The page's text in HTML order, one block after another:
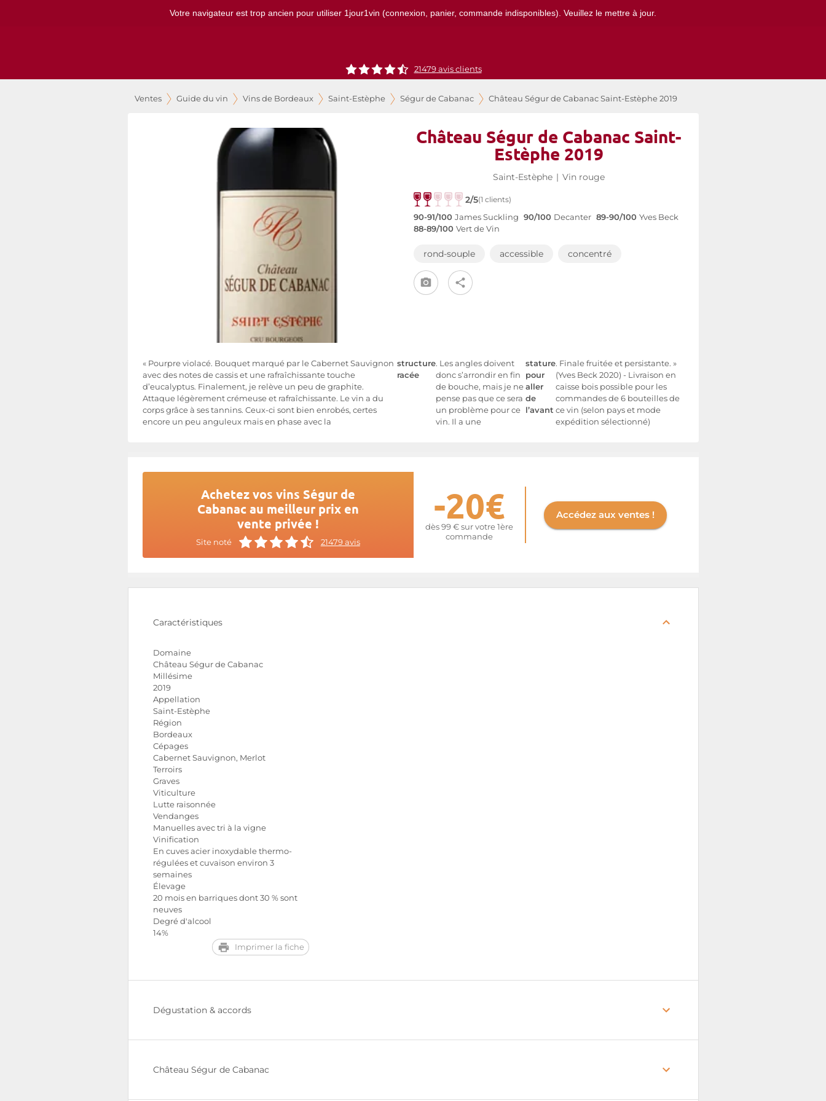
Votre navigateur est trop ancien pour utiliser 1jour1vin (connexion, panier, commande indisponibles). Veuillez le mettre à jour.
21479avis clients
Ventes Guide du vin Vins de Bordeaux Saint-Estèphe Ségur de Cabanac Château Ségur de Cabanac Saint-Estèphe 2019
Château Ségur de Cabanac Saint-
Estèphe 2019
Saint-Estèphe | Vin rouge
2/5(1 clients)
90-91/100 James Suckling 90/100 Decanter 89-90/100 Yves Beck
88-89/100 Vert de Vin
rond-souple accessible concentré
« Pourpre violacé. Bouquet marqué par le Cabernet Sauvignon
avec des notes de cassis et une rafraîchissante touche
d’eucalyptus. Finalement, je relève un peu de graphite.
Attaque légèrement crémeuse et rafraîchissante. Le vin a du
corps grâce à ses tannins. Ceux-ci sont bien enrobés, certes
encore un peu anguleux mais en phase avec la
structure
racée
. Les angles doivent
donc s’arrondir en fin
de bouche, mais je ne
pense pas que ce sera
un problème pour ce
vin. Il a une
stature
pour
aller
de
l’avant
. Finale fruitée et persistante. »
(Yves Beck 2020) - Livraison en
caisse bois possible pour les
commandes de 6 bouteilles de
ce vin (selon pays et mode
expédition sélectionné)
Achetez vos vins Ségur de
Cabanac au meilleur prix en
vente privée !
Site noté 21479 avis
-20€
dès 99 € sur votre 1ère
commande
Accédez aux ventes !
Caractéristiques
Domaine
Château Ségur de Cabanac
Millésime
2019
Appellation
Saint-Estèphe
Région
Bordeaux
Cépages
Cabernet Sauvignon, Merlot
Terroirs
Graves
Viticulture
Lutte raisonnée
Vendanges
Manuelles avec tri à la vigne
Vinification
En cuves acier inoxydable thermo-
régulées et cuvaison environ 3
semaines
Élevage
20 mois en barriques dont 30 % sont
neuves
Degré d'alcool
14%
Imprimer la fiche
Dégustation & accords
Château Ségur de Cabanac